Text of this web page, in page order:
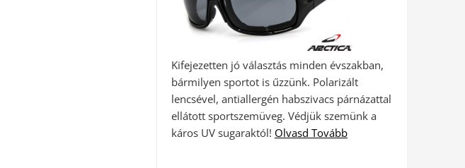
Kifejezetten jó választás minden évszakban,
bármilyen sportot is űzzünk. Polarizált
lencsével, antiallergén habszivacs párnázattal
ellátott sportszemüveg. Védjük szemünk a
káros UV sugaraktól! Olvasd Tovább